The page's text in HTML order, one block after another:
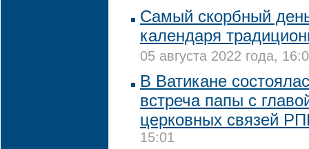
Самый скорбный
календаря
05 августа 2022 года,
В Ватикане
встреча папы с
церковных связей
15:01